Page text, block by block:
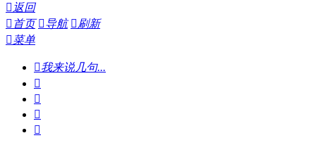
 返回
 首页 导航 刷新
菜单
我来说几句...



